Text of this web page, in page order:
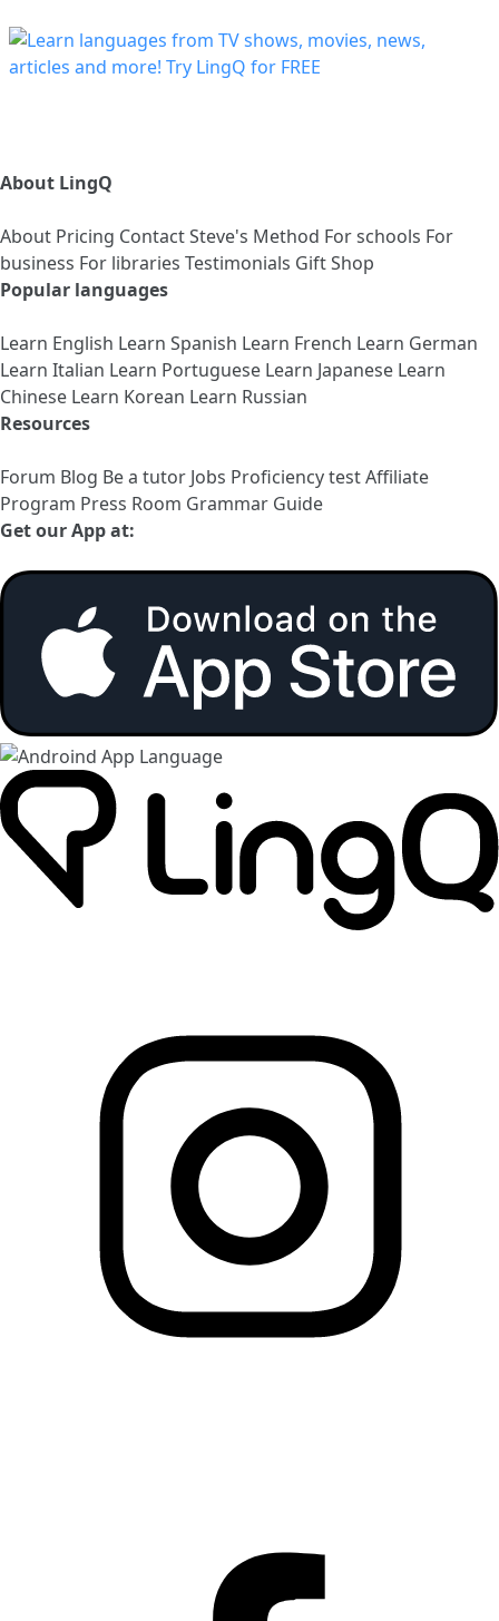
About LingQ
About Pricing ContactSteve's Method For schools For
business For libraries Testimonials Gift Shop
Popular languages
Learn English Learn Spanish Learn French Learn German
Learn Italian Learn Portuguese Learn Japanese Learn
Chinese Learn Korean Learn Russian
Resources
Forum Blog Be a tutor Jobs Proficiency testAffiliate
Program Press Room Grammar Guide
Get our App at: